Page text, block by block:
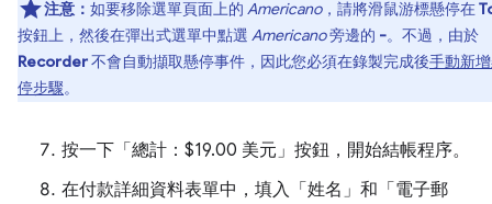
注意： 如要移除選單頁面上的 Americano，請將滑鼠游標懸停在
按鈕上，然後在彈出式選單中點選 Americano旁邊的 -。不過，由於
Recorder不會自動擷取懸停事件，因此您必須在錄製完成後手動新
停步驟。
按一下「總計：$19.00 美元」 按鈕，開始結帳程序。
在付款詳細資料表單中，填入「姓名」 和「電子郵